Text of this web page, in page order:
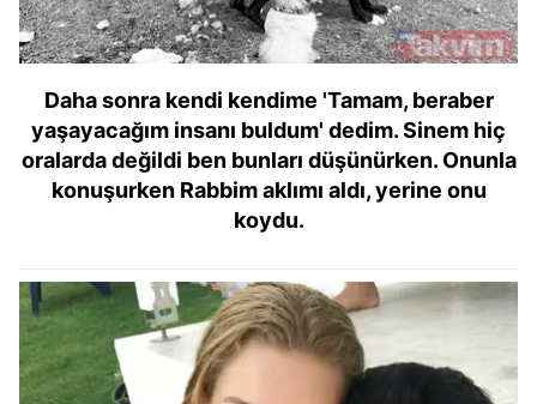
Daha sonra kendi kendime 'Tamam, beraber
yaşayacağım insanı buldum' dedim. Sinem hiç
oralarda değildi ben bunları düşünürken. Onunla
konuşurken Rabbim aklımı aldı, yerine onu
koydu.